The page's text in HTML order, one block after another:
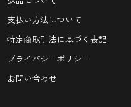
支払い方法について
特定商取引法に基づく表記
プライバシーポリシー
お問い合わせ